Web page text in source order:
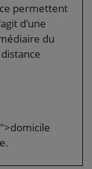
permettent
d'une
du